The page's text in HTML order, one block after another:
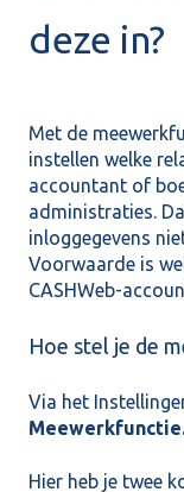
deze in?
Met de
instellen welke
accountant of
administraties.
inloggegevens
Voorwaarde is
CASHWeb-
Hoe stel je de
Via het
Hier heb je twee